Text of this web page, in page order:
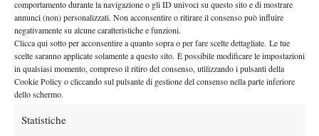
comportamento durante la navigazione o gli ID univoci su questo sito e di mostrare
annunci (non) personalizzati. Non acconsentire o ritirare il consenso può influire
negativamente su alcune caratteristiche e funzioni.
Clicca qui sotto per acconsentire a quanto sopra o per fare scelte dettagliate. Le tue
scelte saranno applicate solamente a questo sito. È possibile modificare le impostazioni
in qualsiasi momento, compreso il ritiro del consenso, utilizzando i pulsanti della
Cookie Policy o cliccando sul pulsante di gestione del consenso nella parte inferiore
dello schermo.
Statistiche
E per lei l’odio non è un’eccezione, ma un’abitudine: “Lo leggo
tutto. Mi colpisce, certo, maimparo a conviverci
parte della quotidianità, purtroppo”.
“Non lascerò che l’odio vinca”
Nonostante la violenza dei contenuti, Lys non ha intenzione di
chiudere i suoi profili. È stata una scelta meditata, una forma di